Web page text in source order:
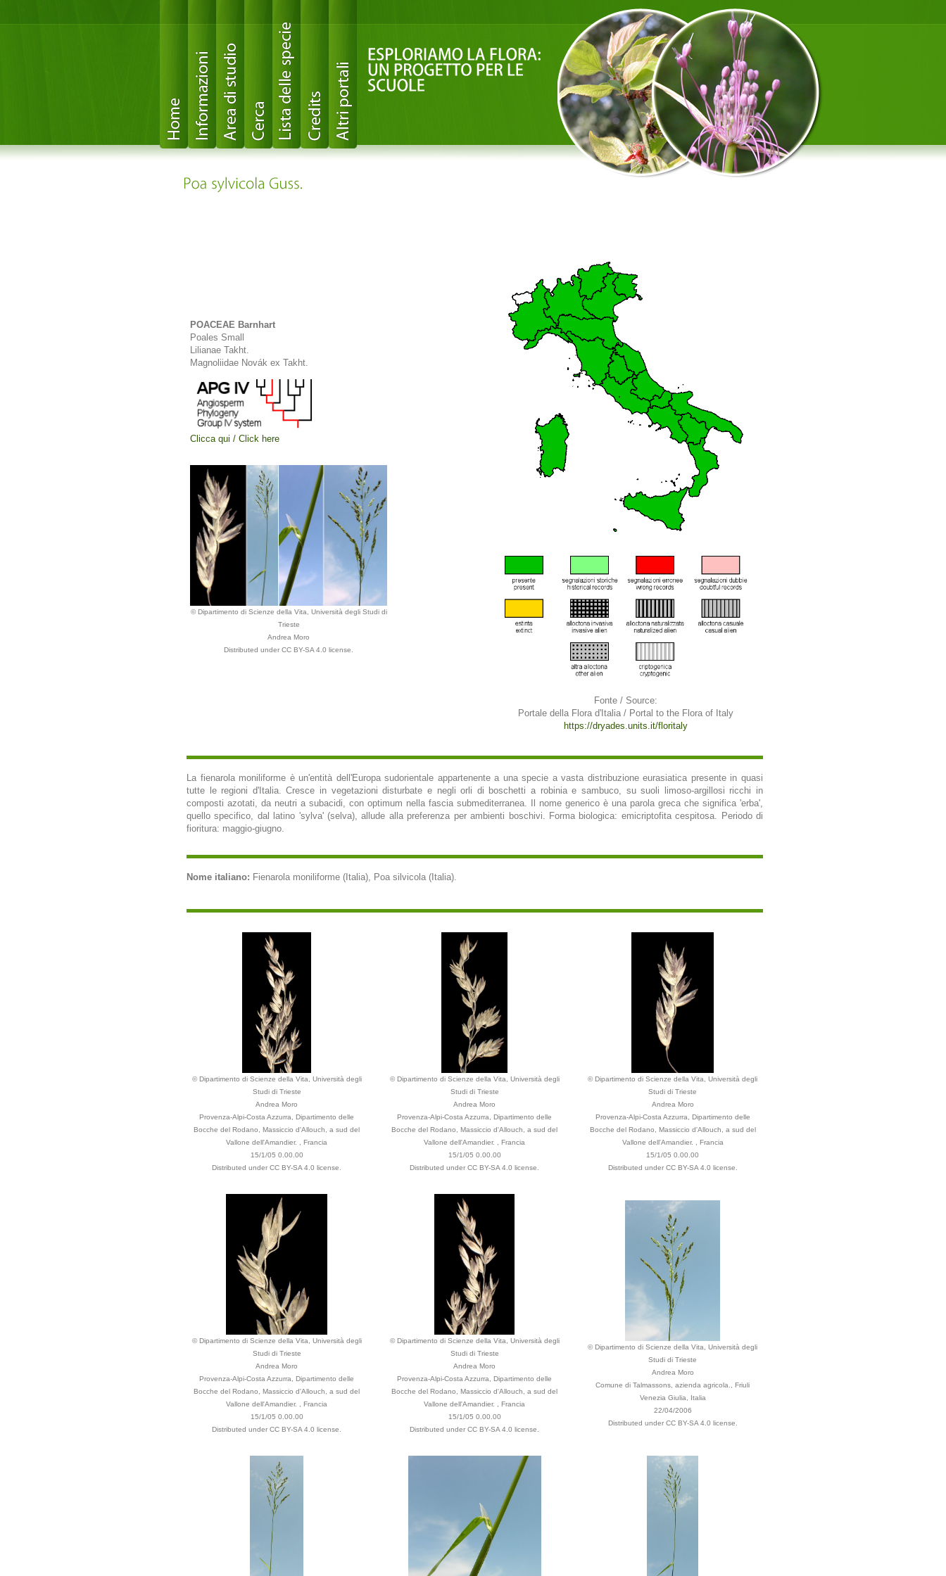
POACEAE Barnhart
Poales Small
Lilianae Takht.
Magnoliidae Novák ex Takht.
Clicca qui / Click here
© Dipartimento di Scienze della Vita, Università degli Studi di
Trieste
Andrea Moro
Distributed under CC BY-SA 4.0 license.
Fonte / Source:
Portale della Flora d'Italia / Portal to the Flora of Italy
https://dryades.units.it/floritaly
La fienarola moniliforme è un'entità dell'Europa sudorientale appartenente a una specie a vasta distribuzione eurasiatica presente in quasi
tutte le regioni d'Italia. Cresce in vegetazioni disturbate e negli orli di boschetti a robinia e sambuco, su suoli limoso-argillosi ricchi in
composti azotati, da neutri a subacidi, con optimum nella fascia submediterranea. Il nome generico è una parola greca che significa 'erba',
quello specifico, dal latino 'sylva' (selva), allude alla preferenza per ambienti boschivi. Forma biologica: emicriptofita cespitosa. Periodo di
fioritura: maggio-giugno.
Nome italiano: Fienarola moniliforme (Italia), Poa silvicola (Italia).
© Dipartimento di Scienze della Vita, Università degli
Studi di Trieste
Andrea Moro
Provenza-Alpi-Costa Azzurra, Dipartimento delle
Bocche del Rodano, Massiccio d'Allouch, a sud del
Vallone dell'Amandier. , Francia
15/1/05 0.00.00
Distributed under CC BY-SA 4.0 license.
© Dipartimento di Scienze della Vita, Università degli
Studi di Trieste
Andrea Moro
Provenza-Alpi-Costa Azzurra, Dipartimento delle
Bocche del Rodano, Massiccio d'Allouch, a sud del
Vallone dell'Amandier. , Francia
15/1/05 0.00.00
Distributed under CC BY-SA 4.0 license.
© Dipartimento di Scienze della Vita, Università degli
Studi di Trieste
Andrea Moro
Provenza-Alpi-Costa Azzurra, Dipartimento delle
Bocche del Rodano, Massiccio d'Allouch, a sud del
Vallone dell'Amandier. , Francia
15/1/05 0.00.00
Distributed under CC BY-SA 4.0 license.
© Dipartimento di Scienze della Vita, Università degli
Studi di Trieste
Andrea Moro
Provenza-Alpi-Costa Azzurra, Dipartimento delle
Bocche del Rodano, Massiccio d'Allouch, a sud del
Vallone dell'Amandier. , Francia
15/1/05 0.00.00
Distributed under CC BY-SA 4.0 license.
© Dipartimento di Scienze della Vita, Università degli
Studi di Trieste
Andrea Moro
Provenza-Alpi-Costa Azzurra, Dipartimento delle
Bocche del Rodano, Massiccio d'Allouch, a sud del
Vallone dell'Amandier. , Francia
15/1/05 0.00.00
Distributed under CC BY-SA 4.0 license.
© Dipartimento di Scienze della Vita, Università degli
Studi di Trieste
Andrea Moro
Comune di Talmassons, azienda agricola., Friuli
Venezia Giulia, Italia
22/04/2006
Distributed under CC BY-SA 4.0 license.